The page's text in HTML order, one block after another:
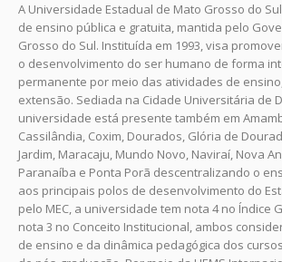
A Universidade Estadual de Mato Grosso do
de ensino pública e gratuita, mantida pelo
Grosso do Sul. Instituída em 1993, visa
o desenvolvimento do ser humano de forma
permanente por meio das atividades de
extensão. Sediada na Cidade Universitária de
universidade está presente também em
Cassilândia, Coxim, Dourados, Glória de
Jardim, Maracaju, Mundo Novo, Naviraí, Nova
Paranaíba e Ponta Porã descentralizando o
aos principais polos de desenvolvimento do
pelo MEC, a universidade tem nota 4 no Índice
nota 3 no Conceito Institucional, ambos
de ensino e da dinâmica pedagógica dos